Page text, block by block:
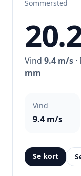
Sommersted
Vind 9.4 m/s
mm
Vind
9.4 m/s
Se kort